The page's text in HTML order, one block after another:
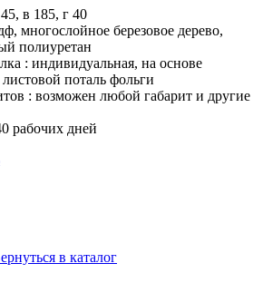
45, в 185, г 40
многослойное березовое дерево,
полиуретан
: индивидуальная, на основе
поталь фольги
: возможен любой габарит и другие
рабочих дней
в каталог